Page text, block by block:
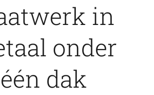
in
onder
één dak